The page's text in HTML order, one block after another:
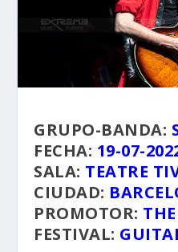
GRUPO-BANDA:
FECHA: 19-07-
SALA: TEATRE
CIUDAD:
PROMOTOR:
FESTIVAL: